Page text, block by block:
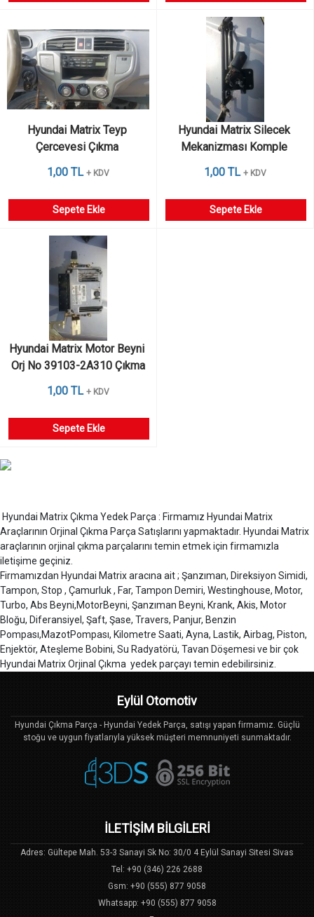
Hyundai Matrix Teyp
Çercevesi Çıkma
1,00 TL + KDV
Sepete Ekle
Hyundai Matrix Silecek
Mekanizması Komple
Motorlu Çıkma
1,00 TL + KDV
Sepete Ekle
Hyundai Matrix Motor Beyni
Orj No 39103-2A310 Çıkma
1,00 TL + KDV
Sepete Ekle
Hyundai Matrix Çıkma Yedek Parça : Firmamız Hyundai Matrix
Araçlarının Orjinal Çıkma Parça Satışlarını yapmaktadır. Hyundai Matrix
araçlarının orjinal çıkma parçalarını temin etmek için firmamızla
iletişime geçiniz.
Firmamızdan Hyundai Matrix aracına ait ; Şanzıman, Direksiyon Simidi,
Tampon, Stop , Çamurluk , Far, Tampon Demiri, Westinghouse, Motor,
Turbo, Abs Beyni,MotorBeyni, Şanzıman Beyni, Krank, Akis, Motor
Bloğu, Diferansiyel, Şaft, Şase, Travers, Panjur, Benzin
Pompası,MazotPompası, Kilometre Saati, Ayna, Lastik, Airbag, Piston,
Enjektör, Ateşleme Bobini, Su Radyatörü, Tavan Döşemesi ve bir çok
Hyundai Matrix Orjinal Çıkma yedek parçayı temin edebilirsiniz.
Eylül Otomotiv
Hyundai Çıkma Parça - Hyundai Yedek Parça, satışı yapan firmamız. Güçlü
stoğu ve uygun fiyatlarıyla yüksek müşteri memnuniyeti sunmaktadır.
İLETİŞİM BİLGİLERİ
Adres: Gültepe Mah. 53-3 Sanayi Sk No: 30/0 4 Eylül Sanayi Sitesi Sivas
Tel: +90 (346) 226 2688
Gsm: +90 (555) 877 9058
Whatsapp: +90 (555) 877 9058